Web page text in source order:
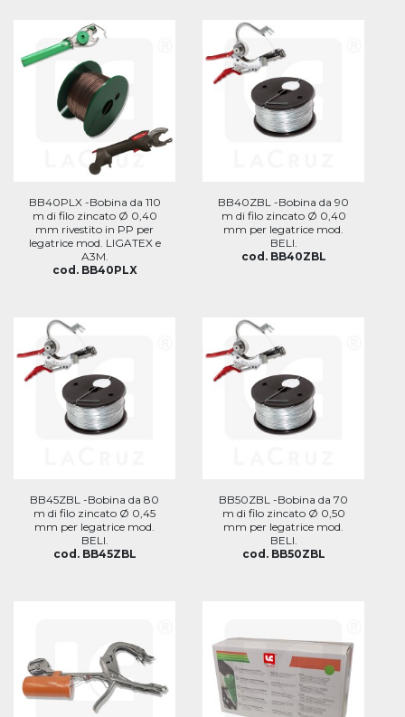
BB40PLX -Bobina da 110
m di filo zincato Ø 0,40
mm rivestito in PP per
legatrice mod. LIGATEX e
A3M.
cod. BB40PLX
BB40ZBL -Bobina da 90
m di filo zincato Ø 0,40
mm per legatrice mod.
BELI.
cod. BB40ZBL
BB45ZBL -Bobina da 80
m di filo zincato Ø 0,45
mm per legatrice mod.
BELI.
cod. BB45ZBL
BB50ZBL -Bobina da 70
m di filo zincato Ø 0,50
mm per legatrice mod.
BELI.
cod. BB50ZBL